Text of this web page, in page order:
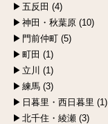
五反田 (4)
神田・秋葉原 (10)
門前仲町 (5)
町田 (1)
立川 (1)
練馬 (3)
日暮里・西日暮里 (1)
北千住・綾瀬 (3)